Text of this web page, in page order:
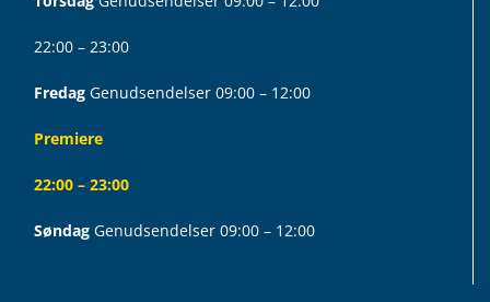
22:00 – 23:00
Fredag Genudsendelser 09:00 – 12:00
Premiere
22:00 – 23:00
Søndag Genudsendelser 09:00 – 12:00